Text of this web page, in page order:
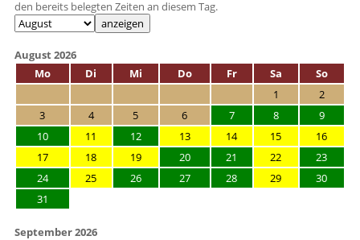
den bereits belegten Zeiten an diesem Tag.
August 2026
Mo
Di Mi Do Fr Sa
So
1
2
3
4 5 6 7 8
9
10
11 12 13 14 15
16
17
18 19 20 21 22
23
24
25 26 27 28 29
30
31
September 2026